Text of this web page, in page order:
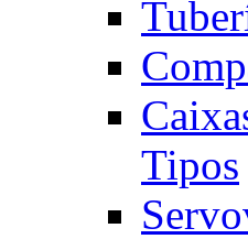
Tipos